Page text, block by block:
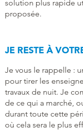
solution plus rapide
proposée.
JE RESTE À
Je vous le rappelle :
pour tirer les
travaux de nuit. Je
de ce qui a marché,
durant toute cette
où cela sera le plus